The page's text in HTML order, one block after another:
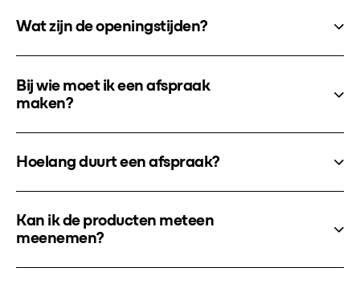
Wat zijn de openingstijden?
Bij wie moet ik een afspraak
maken?
Hoelang duurt een afspraak?
Kan ik de producten meteen
meenemen?